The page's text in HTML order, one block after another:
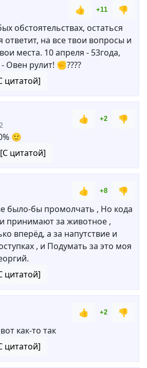
👍 +11
👎
обстоятельствах, остаться
на все твои вопросы и
места. 10 апреля - 53года,
Овен рулит! ✊????
цитатой]
👍 +2
👎
🙂
[С цитатой]
👍 +8
👎
было-бы промолчать , Но кода
принимают за животное ,
вперёд, а за напутствие и
, и Подумать за это моя
цитатой]
👍 +2
👎
как-то так
цитатой]